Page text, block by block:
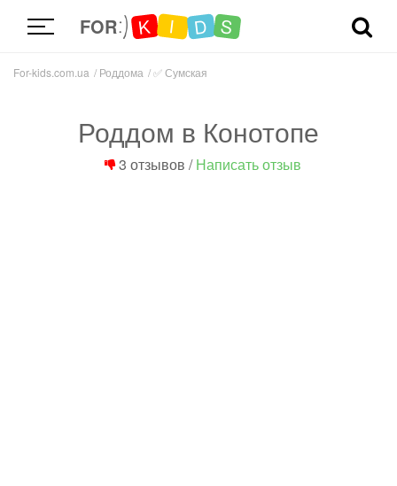
FOR K I D S
For-kids.com.ua Роддома ✅Сумская
Роддом в Конотопе
3 отзывов /Написать отзыв